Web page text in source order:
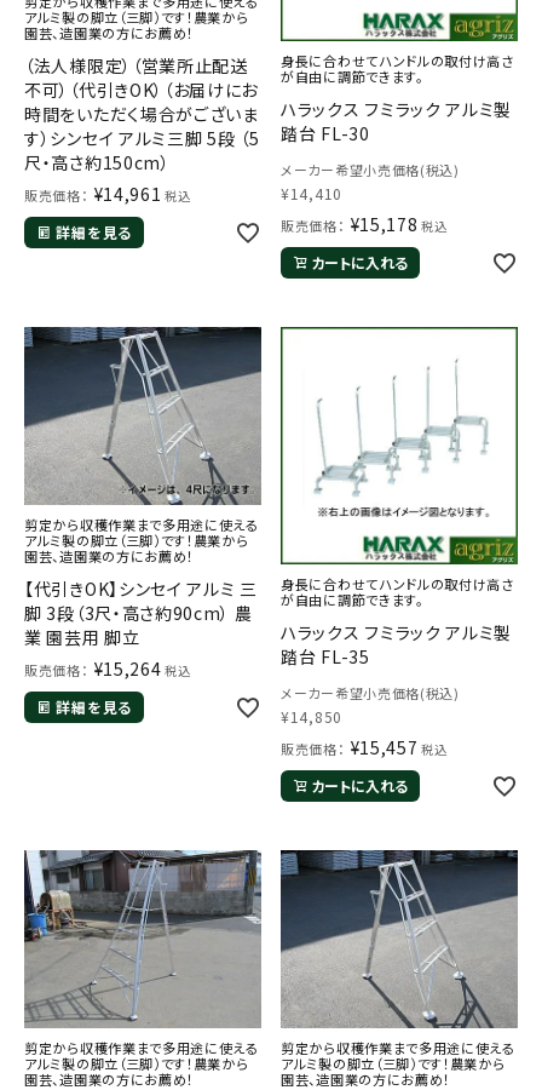
アルミ製の脚立（三脚）です！農業から
園芸、造園業の方にお薦め！
（法人様限定）（営業所止配送
不可）（代引きOK）（お届けにお
時間をいただく場合がございま
す）シンセイ アルミ三脚 5段 （5
尺・高さ約150cm）
販売価格： ¥14,961 税込
詳細を見る
身長に合わせてハンドルの取付け高さ
が自由に調節できます。
ハラックス フミラック アルミ製
踏台 FL-30
メーカー希望小売価格(税込)
¥14,410
販売価格： ¥15,178 税込
カートに入れる
剪定から収穫作業まで多用途に使える
アルミ製の脚立（三脚）です！農業から
園芸、造園業の方にお薦め！
【代引きOK】シンセイ アルミ 三
脚 3段（3尺・高さ約90cm） 農
業 園芸用 脚立
販売価格： ¥15,264 税込
詳細を見る
身長に合わせてハンドルの取付け高さ
が自由に調節できます。
ハラックス フミラック アルミ製
踏台 FL-35
メーカー希望小売価格(税込)
¥14,850
販売価格： ¥15,457 税込
カートに入れる
剪定から収穫作業まで多用途に使える
アルミ製の脚立（三脚）です！農業から
園芸、造園業の方にお薦め！
剪定から収穫作業まで多用途に使える
アルミ製の脚立（三脚）です！農業から
園芸、造園業の方にお薦め！